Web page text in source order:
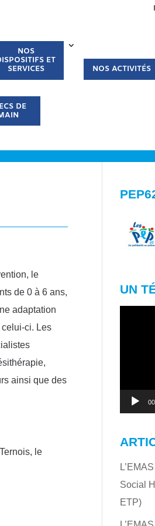
NOS
ET
SERVICES
NOS ACTIVITÉS
DE
le
de 0 à 6 ans,
adaptation
ci. Les
ainsi que des
le
UN
Social
ETP)